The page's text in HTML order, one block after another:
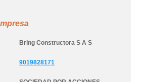
Bring Constructora S A S
9019828171